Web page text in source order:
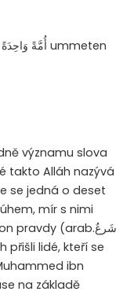
významu slova
takto Alláh nazývá
se jedná o deset
mír s nimi
pravdy (arab.شَرعٌ
přišli lidé, kteří se
ibn
na základě